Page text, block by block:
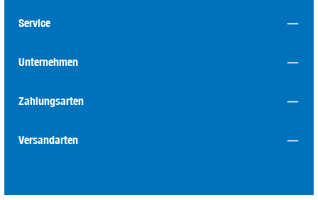
Service
Unternehmen
Zahlungsarten
Versandarten